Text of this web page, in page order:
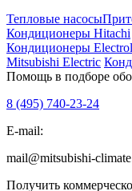
Тепловые насосы
Кондиционеры Hitachi
Кондиционеры
Mitsubishi Electric
Помощь в подборе
8 (495) 740-23-24
E-mail:
mail@mitsubishi-
Получить